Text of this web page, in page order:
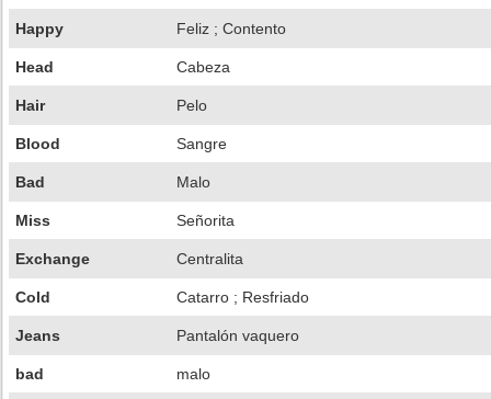
Happy Feliz ; Contento
Head Cabeza
Hair Pelo
Blood Sangre
Bad Malo
Miss Señorita
Exchange Centralita
Cold Catarro ; Resfriado
Jeans Pantalón vaquero
bad malo